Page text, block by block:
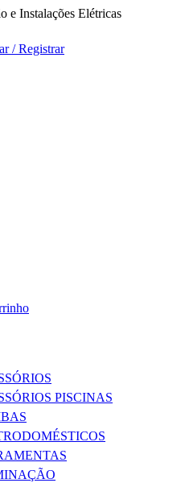
e Instalações Elétricas
/ Registrar
PISCINAS